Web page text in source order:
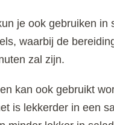
je ook gebruiken in
waarbij de
zal zijn.
kan ook gebruikt
is lekkerder in een